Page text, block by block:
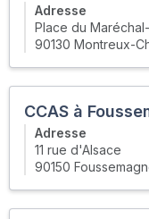
Adresse
Place du
90130 Montreux-
CCAS à
Adresse
11 rue d'Alsace
90150